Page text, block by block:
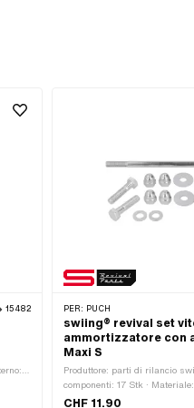
15482 PER: PUCH
swiing® revival set
ammortizzatore con
Maxi S
Produttore: parti di rilancio
componenti: 17 Stk ·
zincato (blu) · Tipo di
CHF 11.90